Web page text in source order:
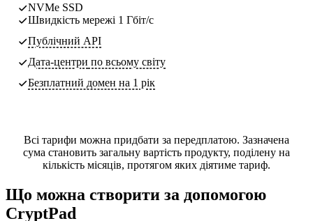
NVMe SSD
Швидкість мережі 1 Гбіт/с
Публічний API
Дата-центри по всьому світу
Безплатний домен на 1 рік
Всі тарифи можна придбати за передплатою. Зазначена
сума становить загальну вартість продукту, поділену на
кількість місяців, протягом яких діятиме тариф.
Що можна створити за допомогою
CryptPad